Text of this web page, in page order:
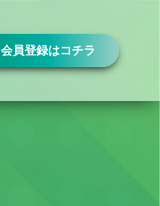
会員登録はコチラ